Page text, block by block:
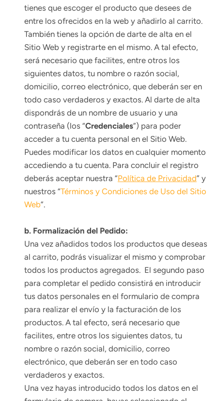
tienes que escoger el producto que desees de
entre los ofrecidos en la web y añadirlo al carrito.
También tienes la opción de darte de alta en el
Sitio Web y registrarte en el mismo. A tal efecto,
será necesario que facilites, entre otros los
siguientes datos, tu nombre o razón social,
domicilio, correo electrónico, que deberán ser en
todo caso verdaderos y exactos. Al darte de alta
dispondrás de un nombre de usuario y una
contraseña (los “Credenciales”) para poder
acceder a tu cuenta personal en el Sitio Web.
Puedes modificar los datos en cualquier momento
accediendo a tu cuenta. Para concluir el registro
deberás aceptar nuestra “Política de Privacidad” y
nuestros “Términos y Condiciones de Uso del Sitio
Web”.
b. Formalización del Pedido:
Una vez añadidos todos los productos que deseas
al carrito, podrás visualizar el mismo y comprobar
todos los productos agregados. El segundo paso
para completar el pedido consistirá en introducir
tus datos personales en el formulario de compra
para realizar el envío y la facturación de los
productos. A tal efecto, será necesario que
facilites, entre otros los siguientes datos, tu
nombre o razón social, domicilio, correo
electrónico, que deberán ser en todo caso
verdaderos y exactos.
Una vez hayas introducido todos los datos en el